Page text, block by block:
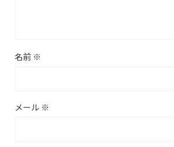
名前 ※
メール ※